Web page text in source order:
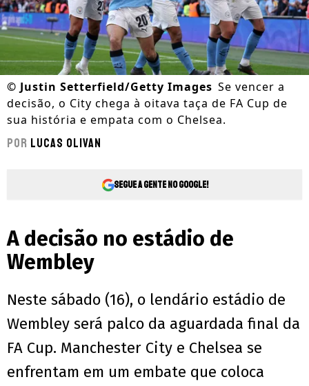
© Justin Setterfield/Getty Images Se vencer a
decisão, o City chega à oitava taça de FA Cup de
sua história e empata com o Chelsea.
Por Lucas Olivan
Segue a gente no Google!
A decisão no estádio de
Wembley
Neste sábado (16), o lendário estádio de
Wembley será palco da aguardada final da
FA Cup. Manchester City e Chelsea se
enfrentam em um embate que coloca